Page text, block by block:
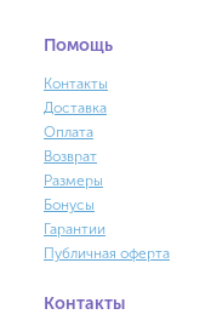
Контакты
Помощь
Контакты
Доставка
Оплата
Возврат
Размеры
Бонусы
Гарантии
Публичная оферта